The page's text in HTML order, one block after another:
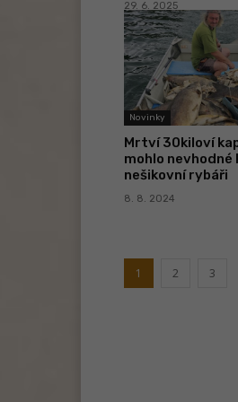
29. 6. 2025
Novinky
Mrtví 30kiloví
mohlo nevhodné
nešikovní rybáři
8. 8. 2024
1 2 3